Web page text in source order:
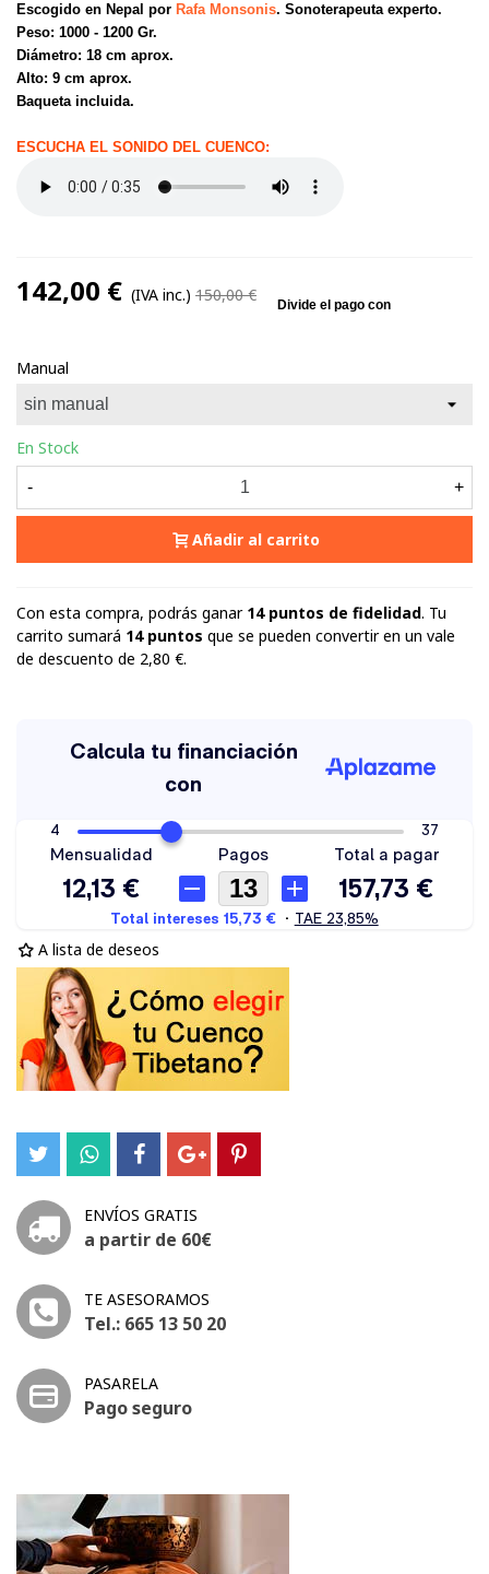
Escogido en Nepal por Rafa Monsonis. Sonoterapeuta experto.
Peso: 1000 - 1200 Gr.
Diámetro: 18 cm aprox.
Alto: 9 cm aprox.
Baqueta incluida.
ESCUCHA EL SONIDO DEL CUENCO:
142,00 € (IVA inc.) 150,00 €
Manual
En Stock
- +
Añadir al carrito
Con esta compra, podrás ganar 14puntos de fidelidad. Tu
carrito sumará 14puntos que se pueden convertir en un vale
de descuento de 2,80 €.
A lista de deseos
ENVÍOS GRATIS
a partir de 60€
TE ASESORAMOS
Tel.: 665 13 50 20
PASARELA
Pago seguro